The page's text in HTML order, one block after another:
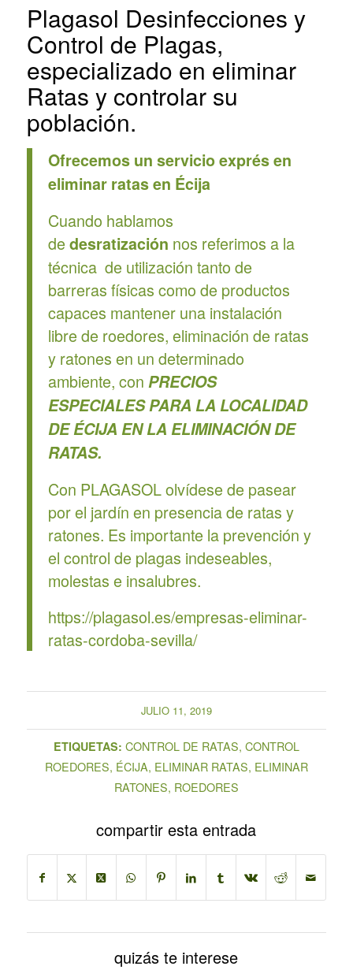
Plagasol Desinfecciones y
Control de Plagas,
especializado en eliminar
Ratas y controlar su
población.
Ofrecemos un servicio exprés en
eliminar ratas en Écija
Cuando hablamos
de desratización nos referimos a la
técnica de utilización tanto de
barreras físicas como de productos
capaces mantener una instalación
libre de roedores, eliminación de ratas
y ratones en un determinado
ambiente, con PRECIOS
ESPECIALES PARA LA LOCALIDAD
DE ÉCIJA EN LA ELIMINACIÓN DE
RATAS.
Con PLAGASOL olvídese de pasear
por el jardín en presencia de ratas y
ratones. Es importante la prevención y
el control de plagas indeseables,
molestas e insalubres.
https://plagasol.es/empresas-eliminar-
ratas-cordoba-sevilla/
JULIO 11, 2019
ETIQUETAS: CONTROL DE RATAS, CONTROL
ROEDORES, ÉCIJA, ELIMINAR RATAS, ELIMINAR
RATONES, ROEDORES
compartir esta entrada
quizás te interese